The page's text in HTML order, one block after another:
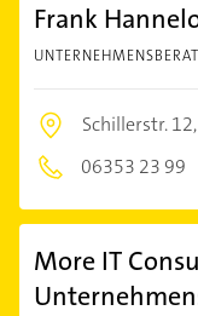
Frank
Schillerstr. 12,
06353 23 99
More IT